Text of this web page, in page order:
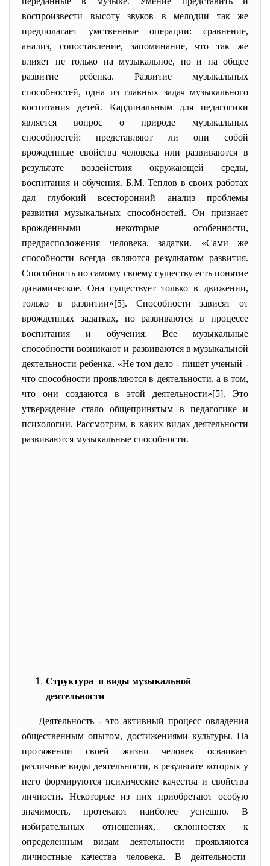
воспроизвести высоту звуков в мелодии так же
предполагает умственные операции: сравнение,
анализ, сопоставление, запоминание, что так же
влияет не только на музыкальное, но и на общее
развитие ребенка.
Развитие музыкальных
способностей, одна из главных задач музыкального
воспитания детей. Кардинальным для педагогики
является вопрос о природе музыкальных
способностей: представляют ли они собой
врожденные свойства человека или развиваются в
результате воздействия окружающей среды,
воспитания и обучения. Б.М. Теплов в своих работах
дал глубокий всесторонний анализ проблемы
развития музыкальных способностей. Он признает
врожденными некоторые особенности,
предрасположения человека, задатки. «Сами же
способности всегда являются результатом развития.
Способность по самому своему существу есть понятие
динамическое. Она существует только в движении,
только в развитии»[5]. Способности зависят от
врожденных задатках, но развиваются в процессе
воспитания и обучения. Все музыкальные
способности возникают и развиваются в музыкальной
деятельности ребенка. «Не том дело - пишет ученый -
что способности проявляются в деятельности, а в том,
что они создаются в этой деятельности»[5]. Это
утверждение стало общепринятым в педагогике и
психологии. Рассмотрим, в каких видах деятельности
развиваются музыкальные способности.
Структура и виды музыкальной
деятельности
Деятельность - это активный процесс овладения
общественным опытом, достижениями культуры. На
протяжении своей жизни человек осваивает
различные виды деятельности, в результате которых у
него формируются психические качества и свойства
личности. Некоторые из них приобретают особую
значимость, протекают наиболее успешно. В
избирательных отношениях, склонностях к
определенным видам деятельности проявляются
личностные качества человека. В деятельности